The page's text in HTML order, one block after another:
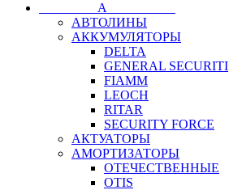
⠀⠀⠀⠀⠀⠀А⠀⠀⠀⠀⠀⠀⠀
АВТОЛИНЫ
АККУМУЛЯТОРЫ
DELTA
GENERAL SECURITI
FIAMM
LEOCH
RITAR
SECURITY FORCE
АКТУАТОРЫ
АМОРТИЗАТОРЫ
ОТЕЧЕСТВЕННЫЕ
OTIS